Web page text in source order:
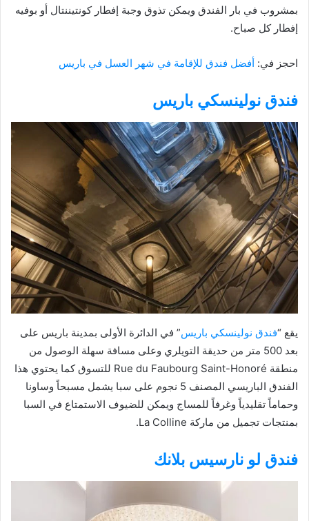
بمشروب في بار الفندق ويمكن تذوق وجبة إفطار كونتيننتال أو بوفيه
إفطار كل صباح.
احجز في: أفضل فندق للإقامة في شهر العسل في باريس
فندق نولينسكي باريس
يقع “فندق نولينسكي باريس” في الدائرة الأولى بمدينة باريس على
بعد 500 متر من حديقة التويلري وعلى مسافة سهلة الوصول من
منطقة Rue du Faubourg Saint-Honoré للتسوق كما يحتوي هذا
الفندق الباريسي المصنف 5 نجوم على سبا يشمل مسبحاً وساونا
وحماماً تقليدياً وغرفاً للمساج ويمكن للضيوف الاستمتاع في السبا
بمنتجات تجميل من ماركة La Colline.
فندق لو نارسيس بلانك